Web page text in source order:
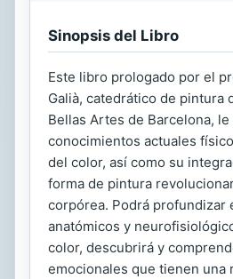
Sinopsis del Libro
Este libro prologado por el
Galià, catedrático de pintura
Bellas Artes de Barcelona,
conocimientos actuales
del color, así como su
forma de pintura
corpórea. Podrá profundizar
anatómicos y
color, descubrirá y
emocionales que tienen una